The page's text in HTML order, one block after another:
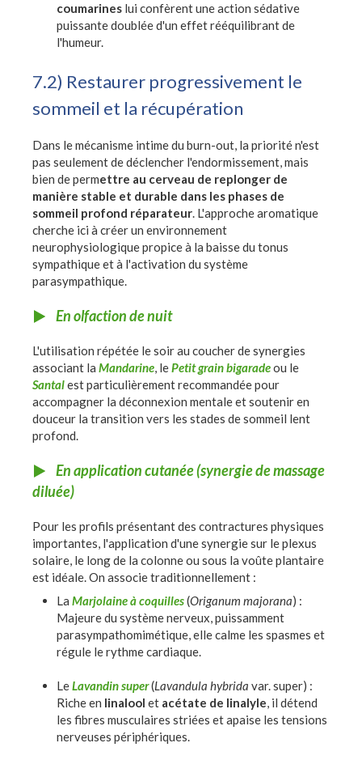
coumarines lui confèrent une action sédative
puissante doublée d'un effet rééquilibrant de
l'humeur.
7.2) Restaurer progressivement le
sommeil et la récupération
Dans le mécanisme intime du burn-out, la priorité n'est
pas seulement de déclencher l'endormissement, mais
bien de permettre au cerveau de replonger de
manière stable et durable dans les phases de
sommeil profond réparateur. L'approche aromatique
cherche ici à créer un environnement
neurophysiologique propice à la baisse du tonus
sympathique et à l'activation du système
parasympathique.
En olfaction de nuit
L'utilisation répétée le soir au coucher de synergies
associant la Mandarine, lePetit grain bigaradeou le
Santalest particulièrement recommandée pour
accompagner la déconnexion mentale et soutenir en
douceur la transition vers les stades de sommeil lent
profond.
En application cutanée (synergie de massage
diluée)
Pour les profils présentant des contractures physiques
importantes, l'application d'une synergie sur le plexus
solaire, le long de la colonne ou sous la voûte plantaire
est idéale. On associe traditionnellement :
La Marjolaine à coquilles(Origanum majorana) :
Majeure du système nerveux, puissamment
parasympathomimétique, elle calme les spasmes et
régule le rythme cardiaque.
LeLavandin super(Lavandula hybrida var. super) :
Riche en linalool et acétate de linalyle , il détend
les fibres musculaires striées et apaise les tensions
nerveuses périphériques.